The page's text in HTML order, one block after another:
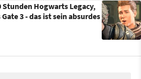
Hogwarts Legacy,
3 - das ist sein absurdes